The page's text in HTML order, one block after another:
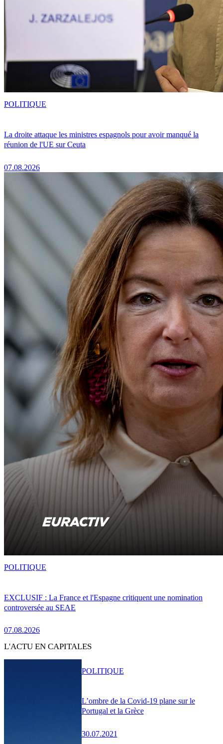
La droite attaque les ministres espagnols pour avoir manqué la
réunion de l'UE sur Ceuta
07.08.2026
POLITIQUE
EXCLUSIF : La France et l'Espagne critiquent une nomination
controversée au SEAE
07.08.2026
POLITIQUE
L'ACTU EN CAPITALES
L’ombre de la Covid-19 plane sur le
Portugal et la Grèce
30.07.2021
POLITIQUE